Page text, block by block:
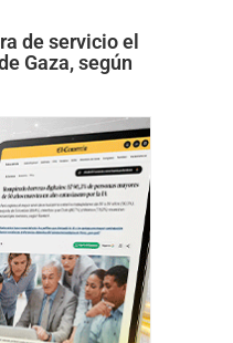
de servicio el
Gaza, según